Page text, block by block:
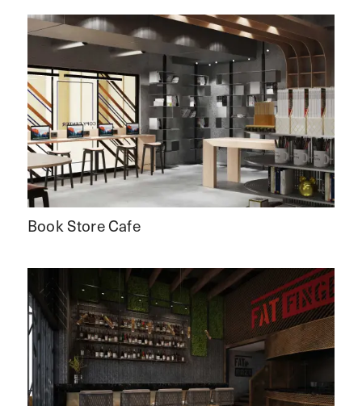
Book Store Cafe